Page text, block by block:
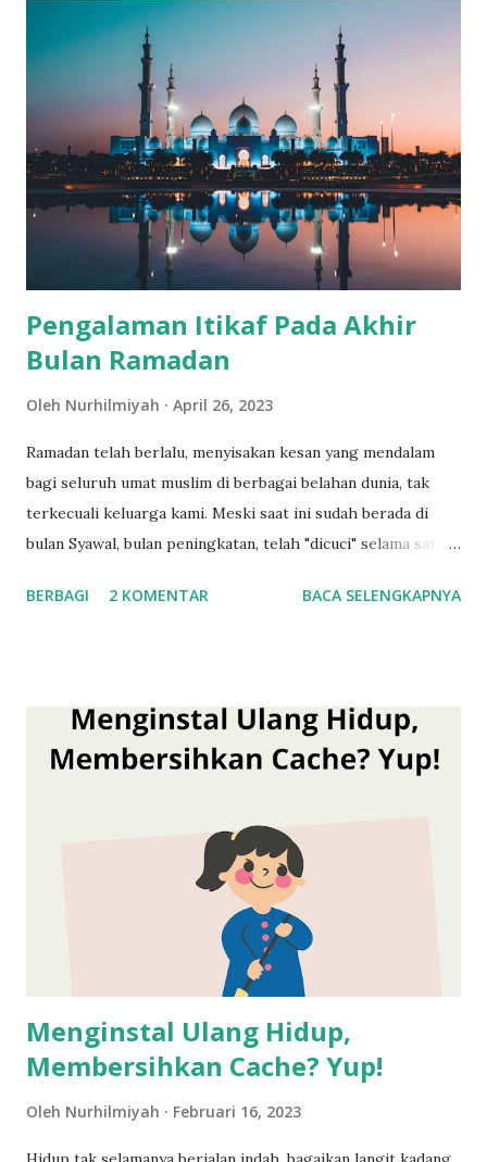
harinya. Rangkaian bunga / Freepik 3 Things That I'm
Grateful for... Saya sendiri selalu konsisten menuliskan 3
(tiga) hal yang disyukuri hari ini sebelum tidur. Kebetulan di
kamar ada dinding kaca yang bisa dijadikan glassboard,
sekalian sebagai wadah mengajari PR anak. Seperti malam
ini saya ingin menuliskan 3 hal yang saya syukuri hari ini
sebelum beranjak tidur. 1. Saya berkesempatan
mengantarkan berkas usul penghargaan Satyalancana
Karyasatya ke instansi satker Sejak diumumk...
Pengalaman Itikaf Pada Akhir
Bulan Ramadan
Oleh Nurhilmiyah April 26, 2023
Ramadan telah berlalu, menyisakan kesan yang mendalam
bagi seluruh umat muslim di berbagai belahan dunia, tak
terkecuali keluarga kami. Meski saat ini sudah berada di
bulan Syawal, bulan peningkatan, telah "dicuci" selama satu
sepenuhnya move on dari Ramadan karim. Pengalaman Itikaf
Rasanya sesuatu banget di saat teman-teman pada sibuk
dengan urusan pesan tiket pesawat, bus, KA, mobil travel,
masjid di kota Jogja. Sumber gambar masjid: Unsplash
@david_r Sudah duapuluh tahun berlalu seolah saya masih
merasakan suasana penuh khidmat di sana. Ada rundown
yang jelas selama sepuluh hari terakhir. Menu sahur dan
buka puasa diatur sedemikian rupa sehingga kami para p...
BERBAGI 2 KOMENTAR BACA SELENGKAPNYA
Menginstal Ulang Hidup,
Membersihkan Cache? Yup!
Oleh Nurhilmiyah Februari 16, 2023